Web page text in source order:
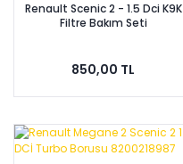
Renault Scenic 2 - 1.5 Dci K9K
Filtre Bakım Seti
850,00 TL